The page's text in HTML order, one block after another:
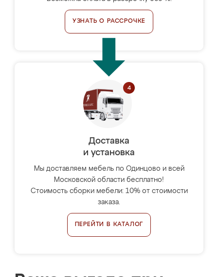
УЗНАТЬ О РАССРОЧКЕ
Доставка
и установка
Мы доставляем мебель по Одинцово и всей
Московской области бесплатно!
Стоимость сборки мебели: 10% от стоимости
заказа.
ПЕРЕЙТИ В КАТАЛОГ